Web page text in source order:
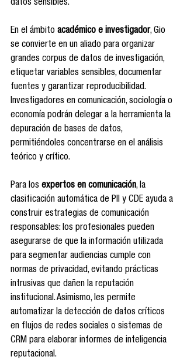
datos sensibles.
En el ámbito académico e investigador, Gio
se convierte en un aliado para organizar
grandes corpus de datos de investigación,
etiquetar variables sensibles, documentar
fuentes y garantizar reproducibilidad.
Investigadores en comunicación, sociología o
economía podrán delegar a la herramienta la
depuración de bases de datos,
permitiéndoles concentrarse en el análisis
teórico y crítico.
Para los expertos en comunicación, la
clasificación automática de PII y CDE ayuda a
construir estrategias de comunicación
responsables: los profesionales pueden
asegurarse de que la información utilizada
para segmentar audiencias cumple con
normas de privacidad, evitando prácticas
intrusivas que dañen la reputación
institucional. Asimismo, les permite
automatizar la detección de datos críticos
en flujos de redes sociales o sistemas de
CRM para elaborar informes de inteligencia
reputacional.